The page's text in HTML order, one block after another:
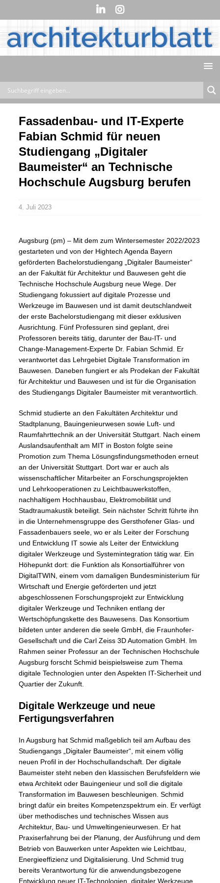
Fassadenbau- und IT-Experte
Fabian Schmid für neuen
Studiengang „Digitaler
Baumeister“ an Technische
Hochschule Augsburg berufen
4. Juli 2023
Augsburg (pm) – Mit dem zum Wintersemester 2022/2023
gestarteten und von der Hightech Agenda Bayern
geförderten Bachelorstudiengang „Digitaler Baumeister“
an der Fakultät für Architektur und Bauwesen geht die
Technische Hochschule Augsburg neue Wege. Der
Studiengang fokussiert auf digitale Prozesse und
Werkzeuge im Bauwesen und ist damit deutschlandweit
der erste Bachelorstudiengang mit dieser exklusiven
Ausrichtung. Fünf Professuren sind geplant, drei
Professoren bereits tätig, darunter der Bau-IT- und
Change-Management-Experte Dr. Fabian Schmid. Er
verantwortet das Lehrgebiet Digitale Transformation im
Bauwesen. Daneben fungiert er als Prodekan der Fakultät
für Architektur und Bauwesen und ist für die Organisation
des Studiengangs Digitaler Baumeister mit verantwortlich.
Schmid studierte an den Fakultäten Architektur und
Stadtplanung, Bauingenieurwesen sowie Luft- und
Raumfahrttechnik an der Universität Stuttgart. Nach einem
Auslandsaufenthalt am MIT in Boston folgte seine
Promotion zum Thema Lösungsfindungsmethoden erneut
an der Universität Stuttgart. Dort war er auch als
wissenschaftlicher Mitarbeiter an Forschungsprojekten
und Lehrkooperationen zu Leichtbauwerkstoffen,
nachhaltigem Hochhausbau, Elektromobilität und
Stadtraumakustik beteiligt. Sein nächster Schritt führte ihn
in die Unternehmensgruppe des Gersthofener Glas- und
Fassadenbauers seele, wo er als Leiter der Forschung
und Entwicklung IT sowie als Leiter der Entwicklung
digitaler Werkzeuge und Systemintegration tätig war. Ein
Höhepunkt dort: die Funktion als Konsortialführer von
DigitalTWIN, einem vom damaligen Bundesministerium für
Wirtschaft und Energie geförderten und jetzt
abgeschlossenen Forschungsprojekt zur Entwicklung
digitaler Werkzeuge und Techniken entlang der
Wertschöpfungskette des Bauwesens. Das Konsortium
bildeten unter anderen die seele GmbH, die Fraunhofer-
Gesellschaft und die Carl Zeiss 3D Automation GmbH. Im
Rahmen seiner Professur an der Technischen Hochschule
Augsburg forscht Schmid beispielsweise zum Thema
digitale Technologien unter den Aspekten IT-Sicherheit und
Quartier der Zukunft.
Digitale Werkzeuge und neue
Fertigungsverfahren
In Augsburg hat Schmid maßgeblich teil am Aufbau des
Studiengangs „Digitaler Baumeister“, mit einem völlig
neuen Profil in der Hochschullandschaft. Der digitale
Baumeister steht neben den klassischen Berufsfeldern wie
etwa Architekt oder Bauingenieur und soll die digitale
Transformation im Bauwesen beschleunigen. Schmid
bringt dafür ein breites Kompetenzspektrum ein. Er verfügt
über methodisches und technisches Wissen aus
Architektur, Bau- und Umweltingenieurwesen. Er hat
Praxiserfahrung bei der Planung, der Ausführung und dem
Betrieb von Bauwerken unter Aspekten wie Leichtbau,
Energieeffizienz und Digitalisierung. Und Schmid trug
bereits Verantwortung für die anwendungsbezogene
Entwicklung neuer IT-Technologien, digitaler Werkzeuge